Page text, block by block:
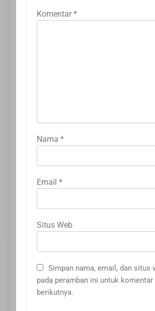
Komentar *
Nama *
Email *
Situs Web
Simpan nama, email, dan situs
pada peramban ini untuk komentar
berikutnya.